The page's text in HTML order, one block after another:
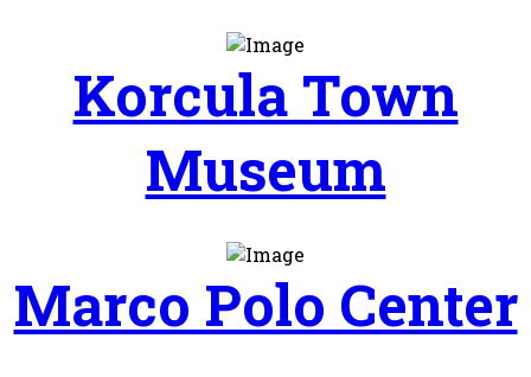
Korcula Town
Museum
Marco Polo Center